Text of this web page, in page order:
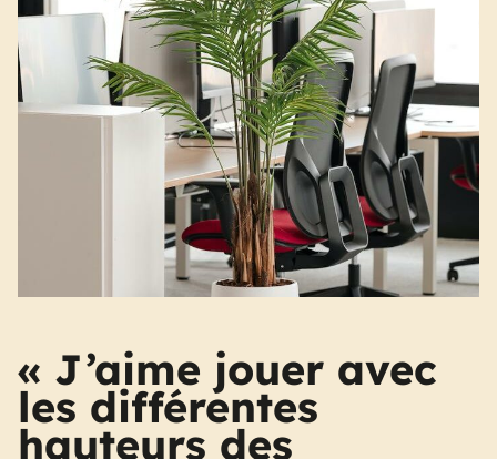
« J’aime jouer avec
les différentes
hauteurs des